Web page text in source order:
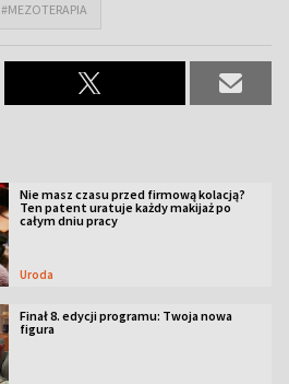
#MEZOTERAPIA
Nie masz czasu przed firmową kolacją?
Ten patent uratuje każdy makijaż po
całym dniu pracy
Uroda
Finał 8. edycji programu: Twoja nowa
figura